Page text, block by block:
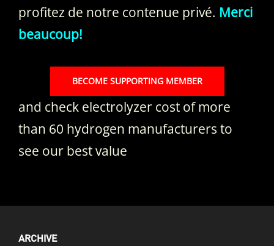
profitez de notre contenue privé. Merci
beaucoup!
BECOME SUPPORTING MEMBER
and check electrolyzer cost of more
than 60 hydrogen manufacturers to
see our best value
ARCHIVE